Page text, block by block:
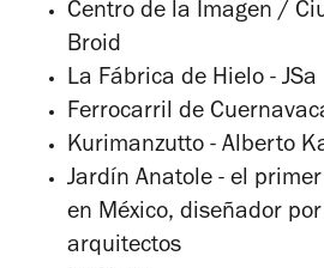
Centro de la Imagen /
Broid
La Fábrica de Hielo - JSa
Ferrocarril de
Kurimanzutto - Alberto
Jardín Anatole - el
en México, diseñador
arquitectos